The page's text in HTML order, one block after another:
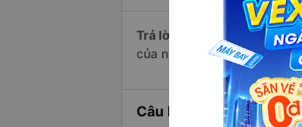
Trả lời:
Hãng xe Ghế ngồi
của nhà xe Phương Trang.
Câu hỏi: Có bao nhiêu